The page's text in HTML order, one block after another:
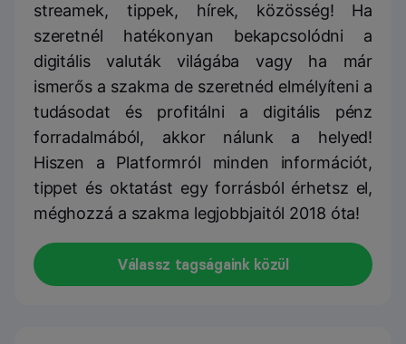
streamek, tippek, hírek, közösség! Ha
szeretnél hatékonyan bekapcsolódni a
digitális valuták világába vagy ha már
ismerős a szakma de szeretnéd elmélyíteni a
tudásodat és profitálni a digitális pénz
forradalmából, akkor nálunk a helyed!
Hiszen a Platformról minden információt,
tippet és oktatást egy forrásból érhetsz el,
méghozzá a szakma legjobbjaitól 2018 óta!
Válassz tagságaink közül